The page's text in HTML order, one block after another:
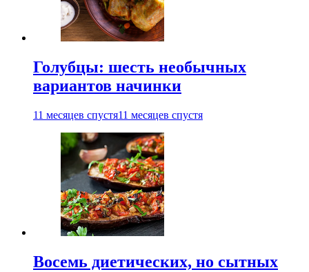
Голубцы: шесть необычных
вариантов начинки
11 месяцев спустя11 месяцев спустя
Восемь диетических, но сытных